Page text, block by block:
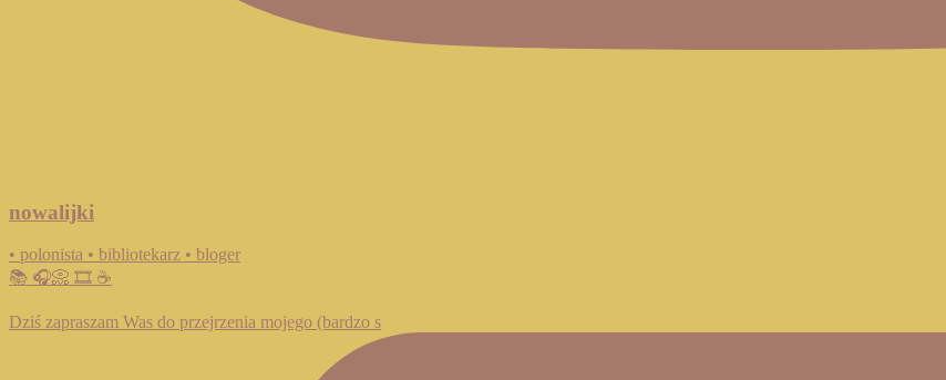
nowalijki
• polonista • bibliotekarz • bloger
📚 🎧📀 🎞️ ☕️
Dziś zapraszam Was do przejrzenia mojego (bardzo s